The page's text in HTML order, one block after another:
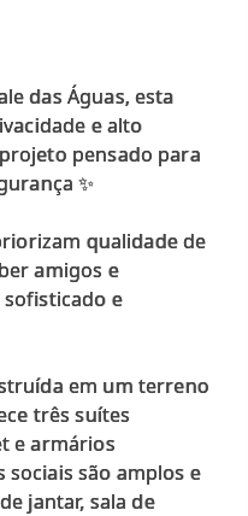
das Águas, esta
e alto
pensado para
✨
qualidade de
amigos e
e
em um terreno
três suítes
e armários
são amplos e
jantar, sala de